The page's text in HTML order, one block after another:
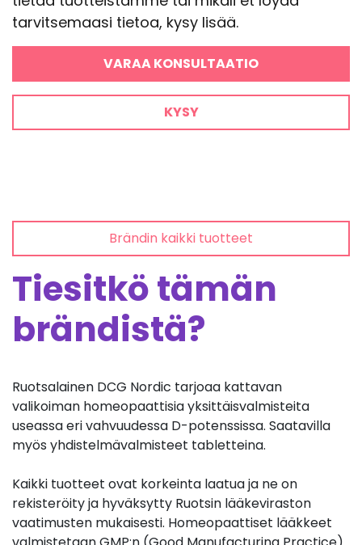
tarvitsemaasi tietoa, kysy lisää.
VARAA KONSULTAATIO
KYSY
Brändin kaikki tuotteet
Tiesitkö tämän
brändistä?
Ruotsalainen DCG Nordic tarjoaa kattavan
valikoiman homeopaattisia yksittäisvalmisteita
useassa eri vahvuudessa D-potenssissa. Saatavilla
myös yhdistelmävalmisteet tabletteina.
Kaikki tuotteet ovat korkeinta laatua ja ne on
rekisteröity ja hyväksytty Ruotsin lääkeviraston
vaatimusten mukaisesti. Homeopaattiset lääkkeet